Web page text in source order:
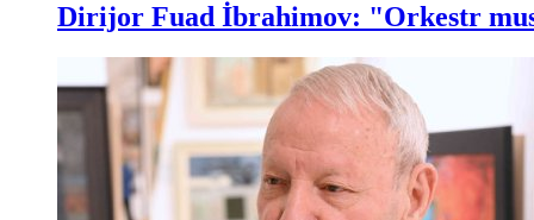
Dirijor Fuad İbrahimov: "Orkestr